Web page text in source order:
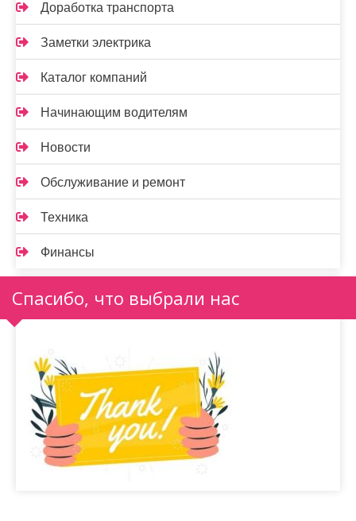
Доработка транспорта
Заметки электрика
Каталог компаний
Начинающим водителям
Новости
Обслуживание и ремонт
Техника
Финансы
Спасибо, что выбрали нас